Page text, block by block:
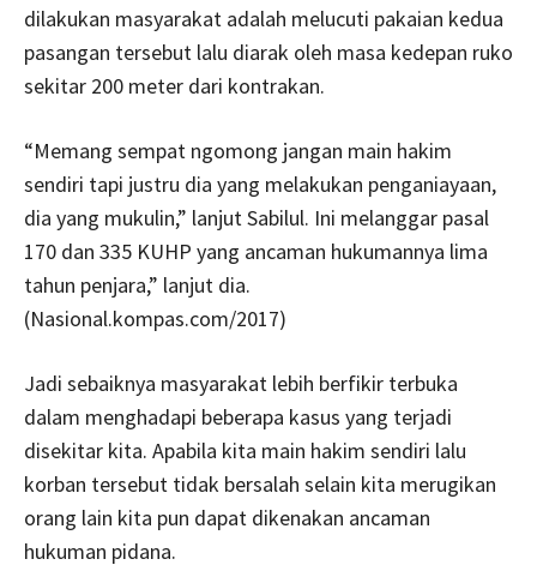
dilakukan masyarakat adalah melucuti pakaian kedua
pasangan tersebut lalu diarak oleh masa kedepan ruko
sekitar 200 meter dari kontrakan.
“Memang sempat ngomong jangan main hakim
sendiri tapi justru dia yang melakukan penganiayaan,
dia yang mukulin,” lanjut Sabilul. Ini melanggar pasal
170 dan 335 KUHP yang ancaman hukumannya lima
tahun penjara,” lanjut dia.
(Nasional.kompas.com/2017)
Jadi sebaiknya masyarakat lebih berfikir terbuka
dalam menghadapi beberapa kasus yang terjadi
disekitar kita. Apabila kita main hakim sendiri lalu
korban tersebut tidak bersalah selain kita merugikan
orang lain kita pun dapat dikenakan ancaman
hukuman pidana.